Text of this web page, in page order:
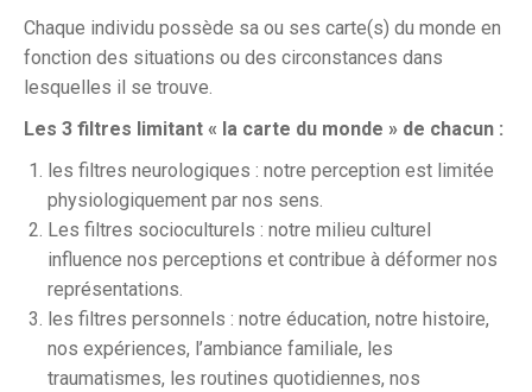
Chaque individu possède sa ou ses carte(s) du monde en
fonction des situations ou des circonstances dans
lesquelles il se trouve.
Les 3 filtres limitant « la carte du monde » de chacun :
les filtres neurologiques : notre perception est limitée
physiologiquement par nos sens.
Les filtres socioculturels : notre milieu culturel
influence nos perceptions et contribue à déformer nos
représentations.
les filtres personnels : notre éducation, notre histoire,
nos expériences, l’ambiance familiale, les
traumatismes, les routines quotidiennes, nos